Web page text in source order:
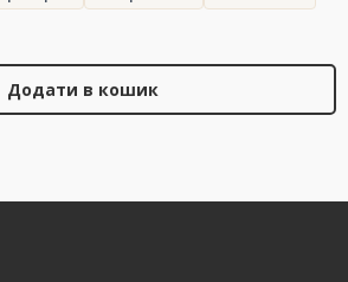
Додати в кошик